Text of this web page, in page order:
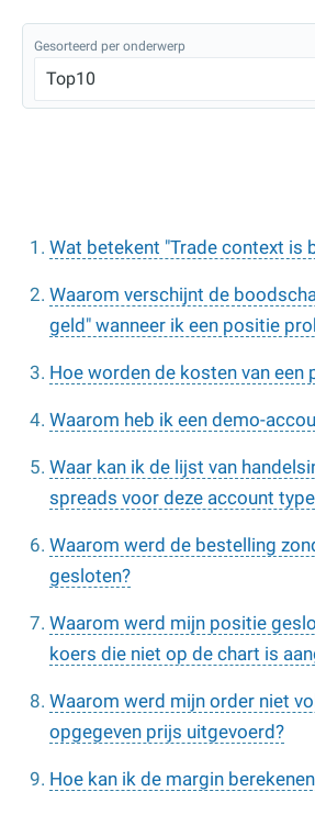
Gesorteerd per onderwerp
Top10
Wat betekent "Trade context is
Waarom verschijnt de
geld" wanneer ik een positie
Hoe worden de kosten van een
Waarom heb ik een demo-
Waar kan ik de lijst van
spreads voor deze account
Waarom werd de bestelling
gesloten?
Waarom werd mijn positie
koers die niet op de chart is
Waarom werd mijn order niet
opgegeven prijs uitgevoerd?
Hoe kan ik de margin